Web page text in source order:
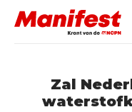
Skip navigation
Zal